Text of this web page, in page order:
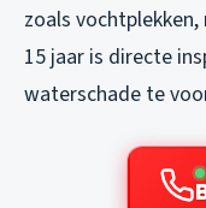
zoals
15 jaar is directe
waterschade te